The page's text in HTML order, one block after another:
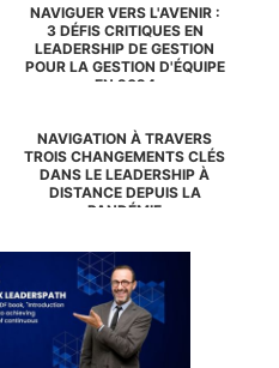
NAVIGUER VERS L'AVENIR :
3 DÉFIS CRITIQUES EN
LEADERSHIP DE GESTION
POUR LA GESTION D'ÉQUIPE
EN 2024
NAVIGATION À TRAVERS
TROIS CHANGEMENTS CLÉS
DANS LE LEADERSHIP À
DISTANCE DEPUIS LA
PANDÉMIE